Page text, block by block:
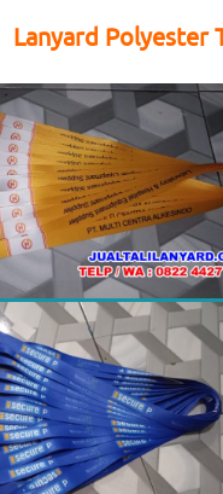
Lanyard Polyester